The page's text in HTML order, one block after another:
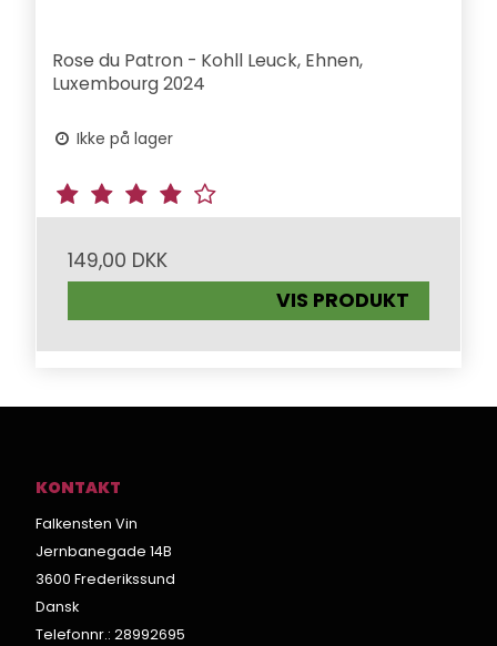
Rose du Patron - Kohll Leuck, Ehnen,
Luxembourg 2024
Ikke på lager
149,00 DKK
VIS PRODUKT
KONTAKT
Falkensten Vin
Jernbanegade 14B
3600 Frederikssund
Dansk
Telefonnr.: 28992695